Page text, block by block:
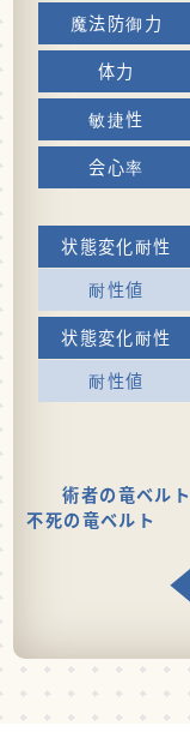
術者の竜ベルト
不死の竜ベルト